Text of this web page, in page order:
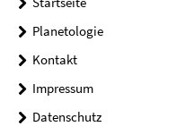
Planetologie
Kontakt
Impressum
Datenschutz